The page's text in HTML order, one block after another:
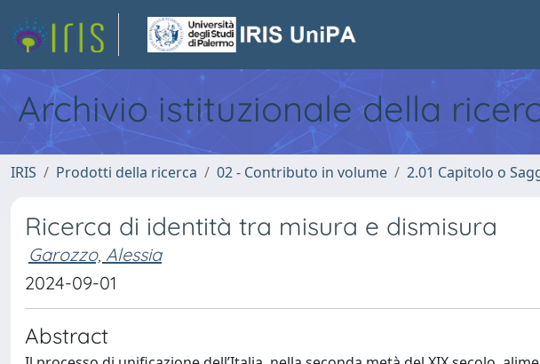
Archivio istituzionale della
IRIS Prodotti della ricerca 02 - Contributo in volume 2.01 Capitolo o
Ricerca di identità tra misura e dismisura
Garozzo, Alessia
2024-09-01
Abstract